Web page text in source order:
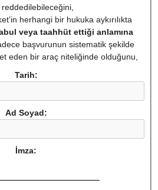
reddedilebileceğini,
herhangi bir hukuka aykırılıkta
veya taahhüt ettiği anlamına
başvurunun sistematik şekilde
eden bir araç niteliğinde olduğunu,
Tarih:
Ad Soyad:
İmza: